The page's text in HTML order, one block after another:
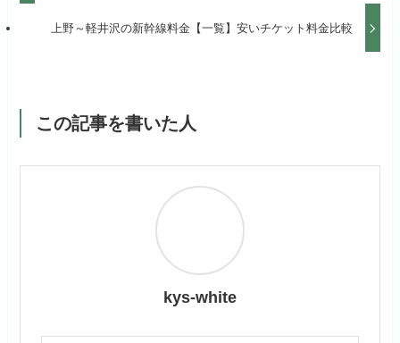
上野～軽井沢の新幹線料金【一覧】安いチケット料金比較
この記事を書いた人
kys-white